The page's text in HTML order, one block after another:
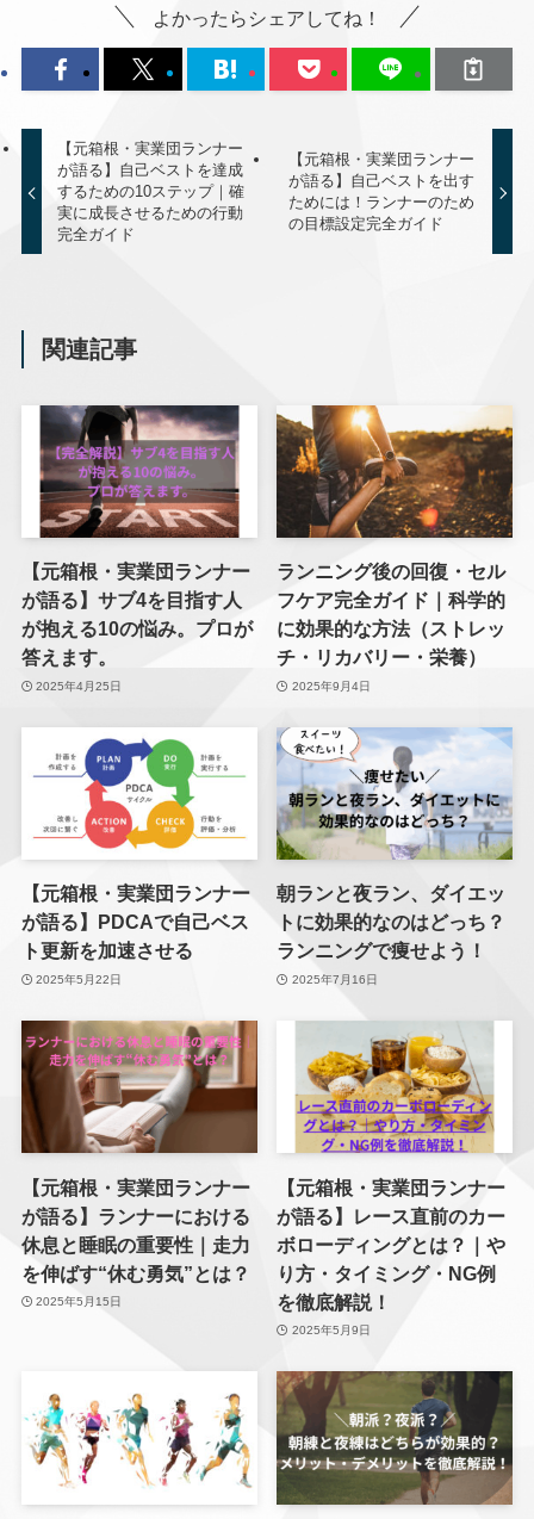
よかったらシェアしてね！
【元箱根・実業団ランナー
が語る】自己ベストを達成
するための10ステップ｜確
実に成長させるための行動
完全ガイド
【元箱根・実業団ランナー
が語る】自己ベストを出す
ためには！ランナーのため
の目標設定完全ガイド
関連記事
【元箱根・実業団ランナー
が語る】サブ4を目指す人
が抱える10の悩み。プロが
答えます。
2025年4月25日
ランニング後の回復・セル
フケア完全ガイド｜科学的
に効果的な方法（ストレッ
チ・リカバリー・栄養）
2025年9月4日
【元箱根・実業団ランナー
が語る】PDCAで自己ベス
ト更新を加速させる
2025年5月22日
朝ランと夜ラン、ダイエッ
トに効果的なのはどっち？
ランニングで痩せよう！
2025年7月16日
【元箱根・実業団ランナー
が語る】ランナーにおける
休息と睡眠の重要性｜走力
を伸ばす“休む勇気”とは？
2025年5月15日
【元箱根・実業団ランナー
が語る】レース直前のカー
ボローディングとは？｜や
り方・タイミング・NG例
を徹底解説！
2025年5月9日